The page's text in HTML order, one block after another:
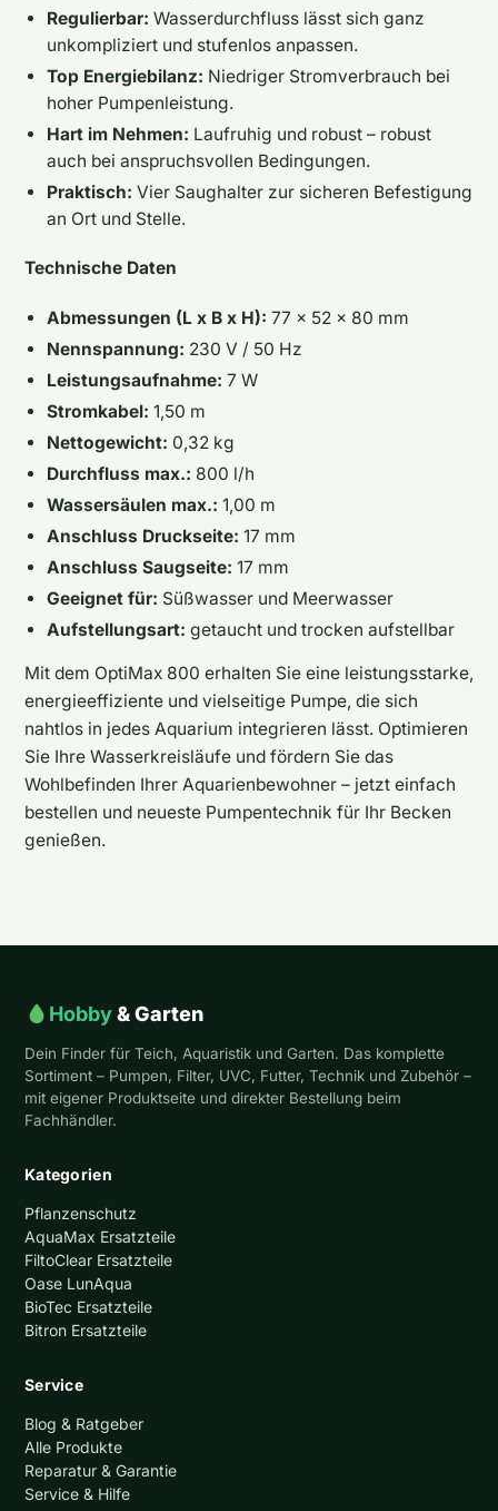
Regulierbar: Wasserdurchfluss lässt sich ganz
unkompliziert und stufenlos anpassen.
Top Energiebilanz: Niedriger Stromverbrauch bei
hoher Pumpenleistung.
Hart im Nehmen: Laufruhig und robust – robust
auch bei anspruchsvollen Bedingungen.
Praktisch: Vier Saughalter zur sicheren Befestigung
an Ort und Stelle.
Technische Daten
Abmessungen (L x B x H): 77 x 52 x 80 mm
Nennspannung: 230 V / 50 Hz
Leistungsaufnahme: 7 W
Stromkabel: 1,50 m
Nettogewicht: 0,32 kg
Durchfluss max.: 800 l/h
Wassersäulen max.: 1,00 m
Anschluss Druckseite: 17 mm
Anschluss Saugseite: 17 mm
Geeignet für: Süßwasser und Meerwasser
Aufstellungsart: getaucht und trocken aufstellbar
Mit dem OptiMax 800 erhalten Sie eine leistungsstarke,
energieeffiziente und vielseitige Pumpe, die sich
nahtlos in jedes Aquarium integrieren lässt. Optimieren
Sie Ihre Wasserkreisläufe und fördern Sie das
Wohlbefinden Ihrer Aquarienbewohner – jetzt einfach
bestellen und neueste Pumpentechnik für Ihr Becken
genießen.
Hobby& Garten
Dein Finder für Teich, Aquaristik und Garten. Das komplette
Sortiment – Pumpen, Filter, UVC, Futter, Technik und Zubehör –
mit eigener Produktseite und direkter Bestellung beim
Fachhändler.
Kategorien
Pflanzenschutz
AquaMax Ersatzteile
FiltoClear Ersatzteile
Oase LunAqua
BioTec Ersatzteile
Bitron Ersatzteile
Service
Blog & Ratgeber
Alle Produkte
Reparatur & Garantie
Service & Hilfe